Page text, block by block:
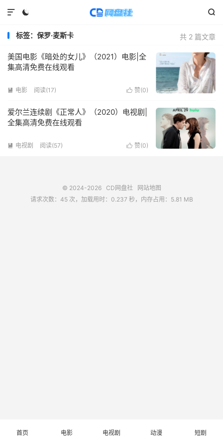
 

共 2 篇文章
标签：保罗·麦斯卡
美国电影《暗处的女儿》（2021）电影|全
集高清免费在线观看
 赞(0)
 电影 阅读(17)
爱尔兰连续剧《正常人》（2020）电视剧|
全集高清免费在线观看
 赞(0)
 电视剧 阅读(57)
© 2024-2026 CD网盘社
网站地图
请求次数：45 次，加载用时：0.237 秒，内存占用：5.81 MB
首页 电影 电视剧 动漫 短剧